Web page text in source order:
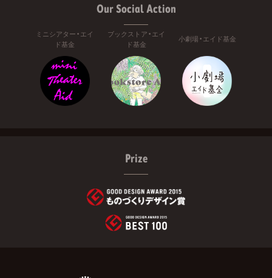
Our Social Action
ミニシアター・エイ
ド基金
ブックストア・エイ
ド基金
小劇場・エイド基金
Prize